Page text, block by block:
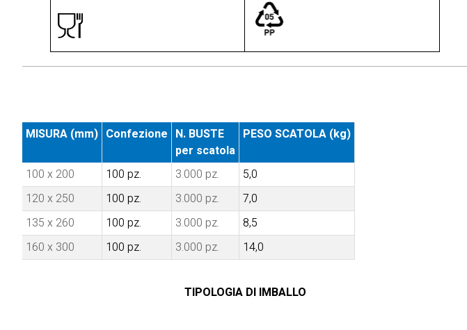
MISURA (mm) Confezione N. BUSTE
per scatola
PESO SCATOLA (kg)
100 x 200 100 pz. 3.000 pz.
5,0
120 x 250
100 pz. 3.000 pz.
7,0
135 x 260
100 pz. 3.000 pz.
8,5
160 x 300
100 pz. 3.000 pz. 14,0
TIPOLOGIA DI IMBALLO